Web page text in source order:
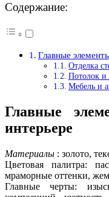
Содержание:
Главные
Отделка
Потолок и
Мебель и
Главные
интерьере
Материалы : золото,
Цветовая палитра:
мраморные оттенки,
Главные черты: